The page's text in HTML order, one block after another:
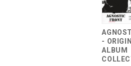
-
ALBUM